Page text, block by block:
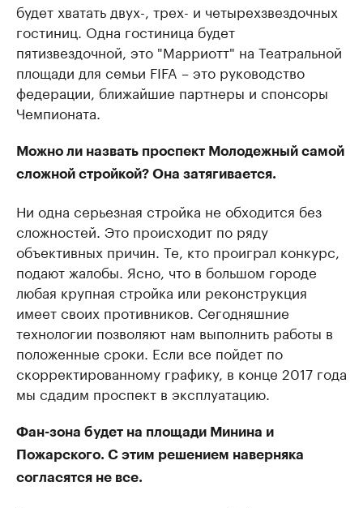
будет хватать двух-, трех- и четырехзвездочных
гостиниц. Одна гостиница будет
пятизвездочной, это "Марриотт" на Театральной
площади для семьи FIFA – это руководство
федерации, ближайшие партнеры и спонсоры
Чемпионата.
Можно ли назвать проспект Молодежный самой
сложной стройкой? Она затягивается.
Ни одна серьезная стройка не обходится без
сложностей. Это происходит по ряду
объективных причин. Те, кто проиграл конкурс,
подают жалобы. Ясно, что в большом городе
любая крупная стройка или реконструкция
имеет своих противников. Сегодняшние
технологии позволяют нам выполнить работы в
положенные сроки. Если все пойдет по
скорректированному графику, в конце 2017 года
мы сдадим проспект в эксплуатацию.
Фан-зона будет на площади Минина и
Пожарского. С этим решением наверняка
согласятся не все.